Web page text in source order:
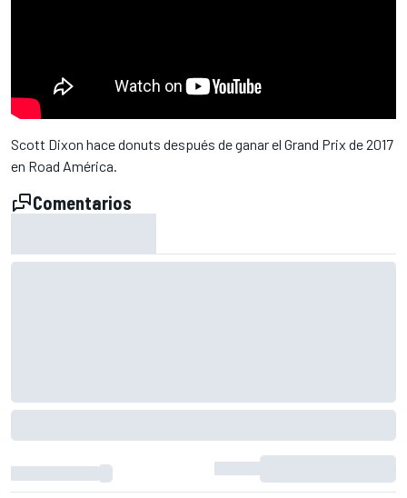
Scott Dixon hace donuts después de ganar el Grand Prix de 2017
en Road América.
Comentarios